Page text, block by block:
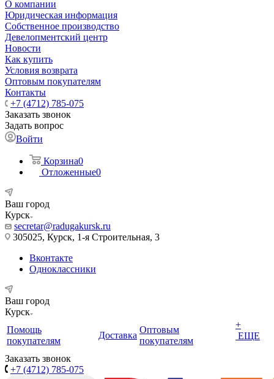
О компании
Юридическая информация
Собственное производство
Девелопментский центр
Новости
Как купить
Условия возврата
Оптовым покупателям
Контакты
+7 (4712) 785-075
Заказать звонок
Задать вопрос
Войти
Корзина0
Отложенные0
Ваш город
Курск
secretar@radugakursk.ru
305025, Курск, 1-я Строительная, 3
Вконтакте
Одноклассники
Ваш город
Курск
Помощь
покупателям
Доставка
Оптовым
покупателям
+
ЕЩЕ
Заказать звонок
+7 (4712) 785-075